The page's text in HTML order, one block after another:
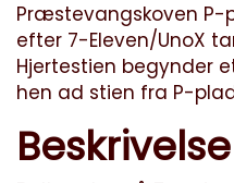
Præstevangskoven P-
efter 7-Eleven/UnoX
Hjertestien begynder
hen ad stien fra P-
Beskrivelse